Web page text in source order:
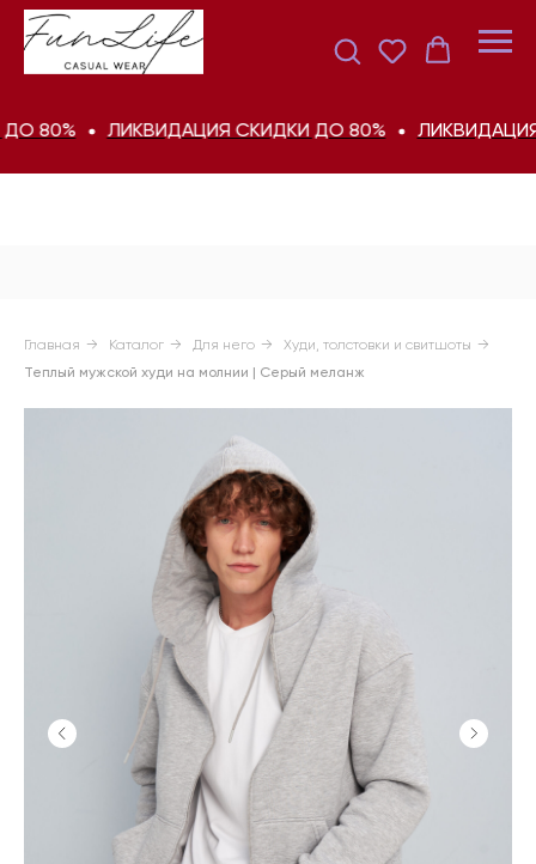
ЛИКВИДАЦИЯ СКИДКИ ДО 80% ЛИКВИДАЦИЯ
Главная → Каталог → Для него → Худи, толстовки и свитшоты →
Теплый мужской худи на молнии | Серый меланж